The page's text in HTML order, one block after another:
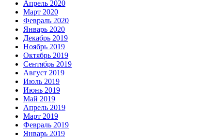
Апрель 2020
Март 2020
Февраль 2020
Январь 2020
Декабрь 2019
Ноябрь 2019
Октябрь 2019
Сентябрь 2019
Август 2019
Июль 2019
Июнь 2019
Май 2019
Апрель 2019
Март 2019
Февраль 2019
Январь 2019